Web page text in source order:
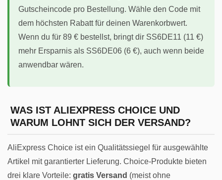
Gutscheincode pro Bestellung. Wähle den Code mit
dem höchsten Rabatt für deinen Warenkorbwert.
Wenn du für 89 € bestellst, bringt dir SS6DE11 (11 €)
mehr Ersparnis als SS6DE06 (6 €), auch wenn beide
anwendbar wären.
WAS IST ALIEXPRESS CHOICE UND
WARUM LOHNT SICH DER VERSAND?
AliExpress Choice ist ein Qualitätssiegel für ausgewählte
Artikel mit garantierter Lieferung. Choice-Produkte bieten
drei klare Vorteile: gratis Versand (meist ohne